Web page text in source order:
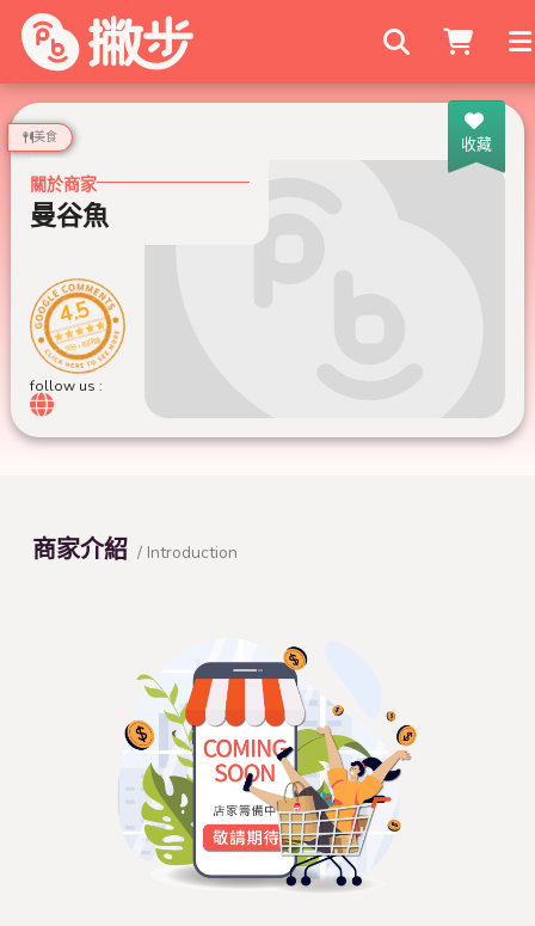
搜尋商家
收藏
美食
關於商家
曼谷魚
4.5
999+ 則評論
follow us :
商家介紹 / Introduction